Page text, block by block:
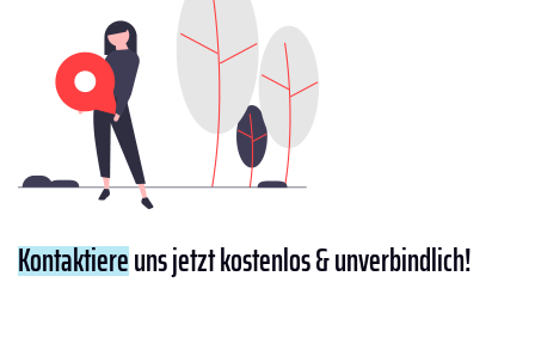
Kontaktiereuns jetzt kostenlos & unverbindlich!